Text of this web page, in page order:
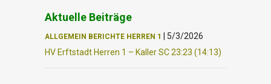
Aktuelle Beiträge
ALLGEMEIN BERICHTE HERREN 1
5/3/2026
HV Erftstadt Herren 1 – Kaller SC 23:23 (14:13)